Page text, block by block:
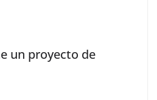
un proyecto de